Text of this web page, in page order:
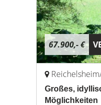
67.900,- €
Großes,
Möglichkeiten